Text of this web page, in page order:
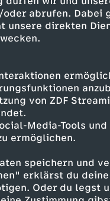
abrufen. Dabei
unsere direkten
von ZDF
Media-Tools
ermöglichen.
speichern und
erklärst du deine
Oder du legst
und
Kalifornien, wird
benötigt wird,
Längst
eine
könnte.
wir uns des
vor Christus
Kaiserkanal zu